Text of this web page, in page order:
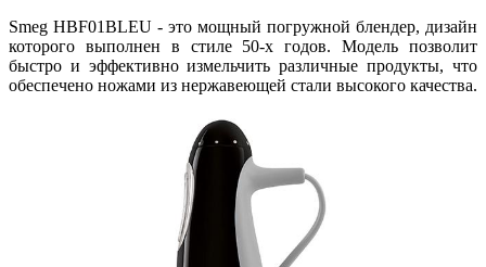
Smeg HBF01BLEU - это мощный погружной блендер, дизайн
которого выполнен в стиле 50-х годов. Модель позволит
быстро и эффективно измельчить различные продукты, что
обеспечено ножами из нержавеющей стали высокого качества.